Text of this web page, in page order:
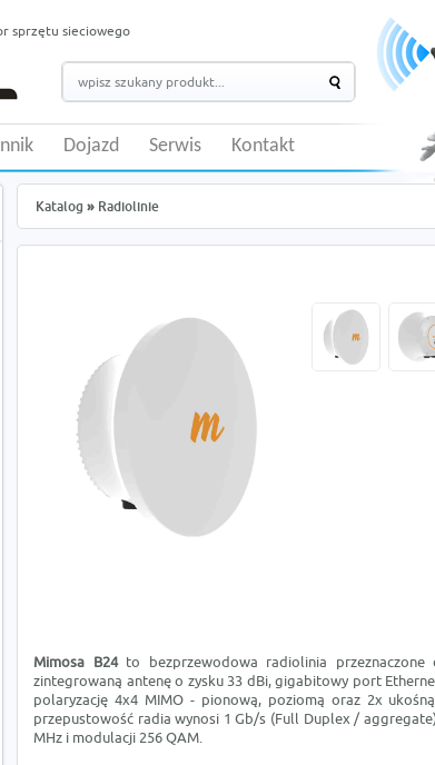
sprzętu sieciowego
Dojazd Serwis Kontakt
Katalog » Radiolinie
Mimosa B24to bezprzewodowa radiolinia
zintegrowaną antenę o zysku 33 dBi, gigabitowy port
polaryzację 4x4 MIMO - pionową, poziomą oraz 2x
przepustowość radia wynosi 1 Gb/s (Full Duplex /
MHz i modulacji 256 QAM.